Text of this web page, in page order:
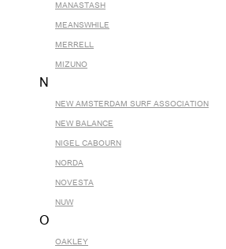
MANASTASH
MEANSWHILE
MERRELL
MIZUNO
N
NEW AMSTERDAM SURF ASSOCIATION
NEW BALANCE
NIGEL CABOURN
NORDA
NOVESTA
NUW
O
OAKLEY